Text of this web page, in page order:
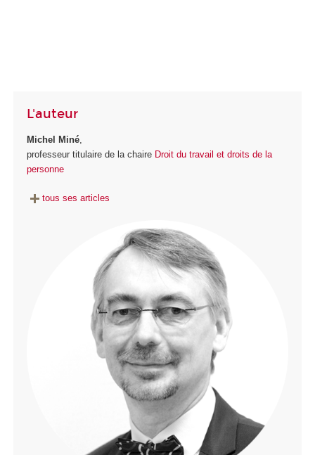
L'auteur
Michel Miné,
professeur titulaire de la chaire Droit du travail et droits de la
personne
tous ses articles